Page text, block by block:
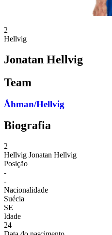
2
Hellvig
Jonatan Hellvig
Team
Åhman/Hellvig
Biografia
2
Hellvig Jonatan Hellvig
Posição
-
-
Nacionalidade
Suécia
SE
Idade
24